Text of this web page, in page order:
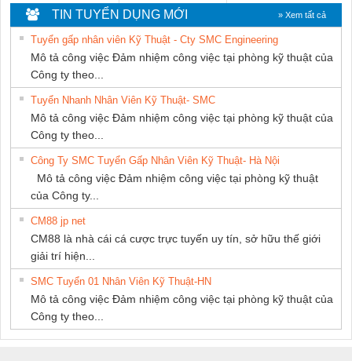
THIÊN ÂN VIỆT
NAM
TIẾN HƯNG
Nam Quốc Thịnh
TIN TUYỂN DỤNG MỚI » Xem tất cả
Tuyển gấp nhân viên Kỹ Thuật - Cty SMC Engineering
Mô tả công việc Đảm nhiệm công việc tại phòng kỹ thuật của
Công ty theo...
Tuyển Nhanh Nhân Viên Kỹ Thuật- SMC
Mô tả công việc Đảm nhiệm công việc tại phòng kỹ thuật của
Công ty theo...
Công Ty SMC Tuyển Gấp Nhân Viên Kỹ Thuật- Hà Nội
Mô tả công việc Đảm nhiệm công việc tại phòng kỹ thuật
của Công ty...
CM88 jp net
CM88 là nhà cái cá cược trực tuyến uy tín, sở hữu thế giới
giải trí hiện...
SMC Tuyển 01 Nhân Viên Kỹ Thuật-HN
Mô tả công việc Đảm nhiệm công việc tại phòng kỹ thuật của
Công ty theo...